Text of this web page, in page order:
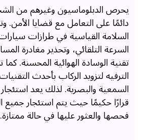
يحرص الدبلوماسيون وغيرهم من
دائمًا على التعامل مع قضايا
السرعة التلقائي، وتحذير مغادرة
تقنية الوسادة الهوائية المحسنة.
الترفيه لتزويد الركاب بأحدث
السمعية والبصرية. لذلك يعد
قرارًا حكيمًا حيث يتم استئجار جميع
فحصها والعثور عليها في حالة ممتازة.